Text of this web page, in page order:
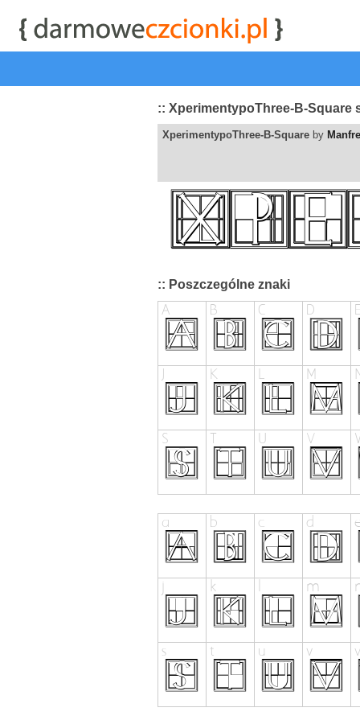
| przeglądaj |najwyżej
:: XperimentypoThree-B-Square
XperimentypoThree-B-Square by
:: Poszczególne znaki